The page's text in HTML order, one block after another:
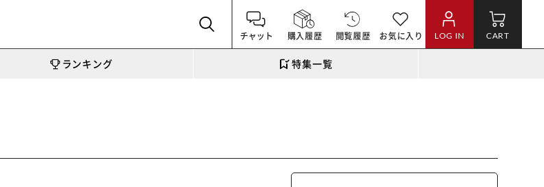
チャット 購入履歴 閲覧履歴 お気に入り LOG IN CART
ランキング 特集一覧